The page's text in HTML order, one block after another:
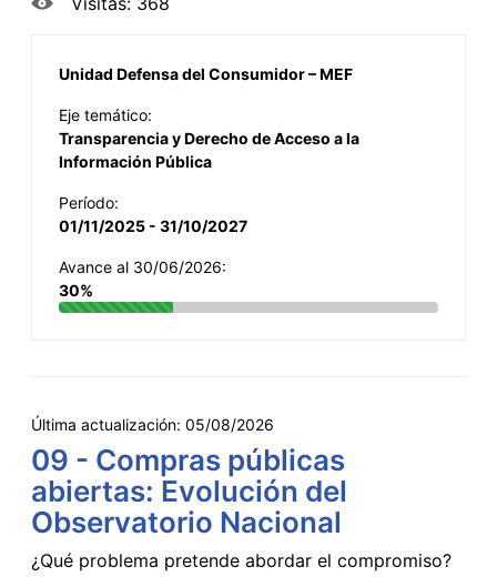
Unidad Defensa del Consumidor – MEF
Eje temático:
Transparencia y Derecho de Acceso a la
Información Pública
Período:
01/11/2025 - 31/10/2027
Avance al 30/06/2026:
30%
Última actualización: 05/08/2026
09 - Compras públicas
abiertas: Evolución del
Observatorio Nacional
¿Qué problema pretende abordar el compromiso?